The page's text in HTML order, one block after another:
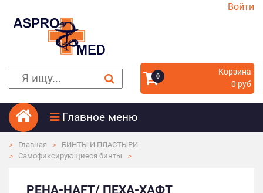
Войти
0
Корзина
0 руб
Главное меню
Главная
БИНТЫ И ПЛАСТЫРИ
Самофиксирующиеся бинты